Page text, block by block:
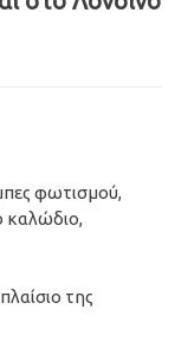
φωτισμού,
καλώδιο,
της